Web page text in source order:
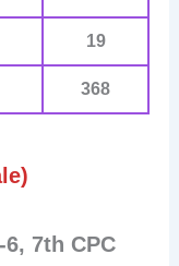
19
368
6, 7th CPC